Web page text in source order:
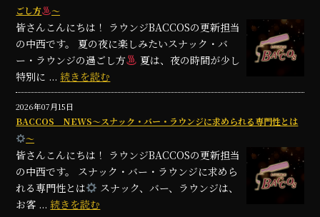
ごし方
～
皆さんこんにちは！ ラウンジBACCOSの更新担当
の中西です。 夏の夜に楽しみたいスナック・バ
ー・ラウンジの過ごし方
夏は、夜の時間が少し
特別に ... 続きを読む
2026年07月15日
BACCOS NEWS～スナック・バー・ラウンジに求められる専門性とは
～
皆さんこんにちは！ ラウンジBACCOSの更新担当
の中西です。 スナック・バー・ラウンジに求めら
れる専門性とは
スナック、バー、ラウンジは、
お客 ... 続きを読む